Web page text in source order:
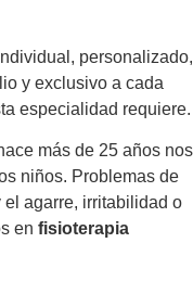
personalizado,
y exclusivo a cada
especialidad requiere.
más de 25 años nos
niños. Problemas de
agarre, irritabilidad o
en fisioterapia